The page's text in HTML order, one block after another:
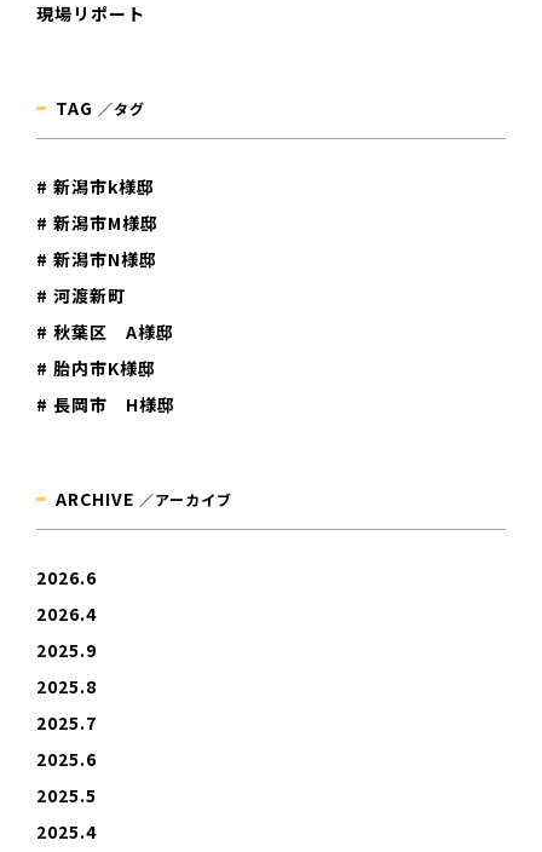
現場リポート
TAG ／タグ
# 新潟市k様邸
# 新潟市M様邸
# 新潟市N様邸
# 河渡新町
# 秋葉区 A様邸
# 胎内市K様邸
# 長岡市 H様邸
ARCHIVE ／アーカイブ
2026.6
2026.4
2025.9
2025.8
2025.7
2025.6
2025.5
2025.4